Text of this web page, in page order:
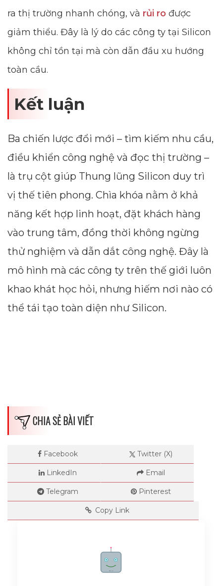
ra thị trường nhanh chóng, và rủi ro được
giảm thiểu. Đây là lý do các công ty tại Silicon
không chỉ tồn tại mà còn dẫn đầu xu hướng
toàn cầu.
Kết luận
Ba chiến lược đổi mới – tìm kiếm nhu cầu,
điều khiển công nghệ và đọc thị trường –
là trụ cột giúp Thung lũng Silicon duy trì
vị thế tiên phong. Chìa khóa nằm ở khả
năng kết hợp linh hoạt, đặt khách hàng
vào trung tâm, đồng thời không ngừng
thử nghiệm và dẫn dắt công nghệ. Đây là
mô hình mà các công ty trên thế giới luôn
khao khát học hỏi, nhưng hiếm nơi nào có
thể tái tạo toàn diện như Silicon.
CHIA SẺ BÀI VIẾT
Facebook Twitter (X)
LinkedIn Email
Telegram Pinterest
Copy Link
Rate me!
--
Impressions
--